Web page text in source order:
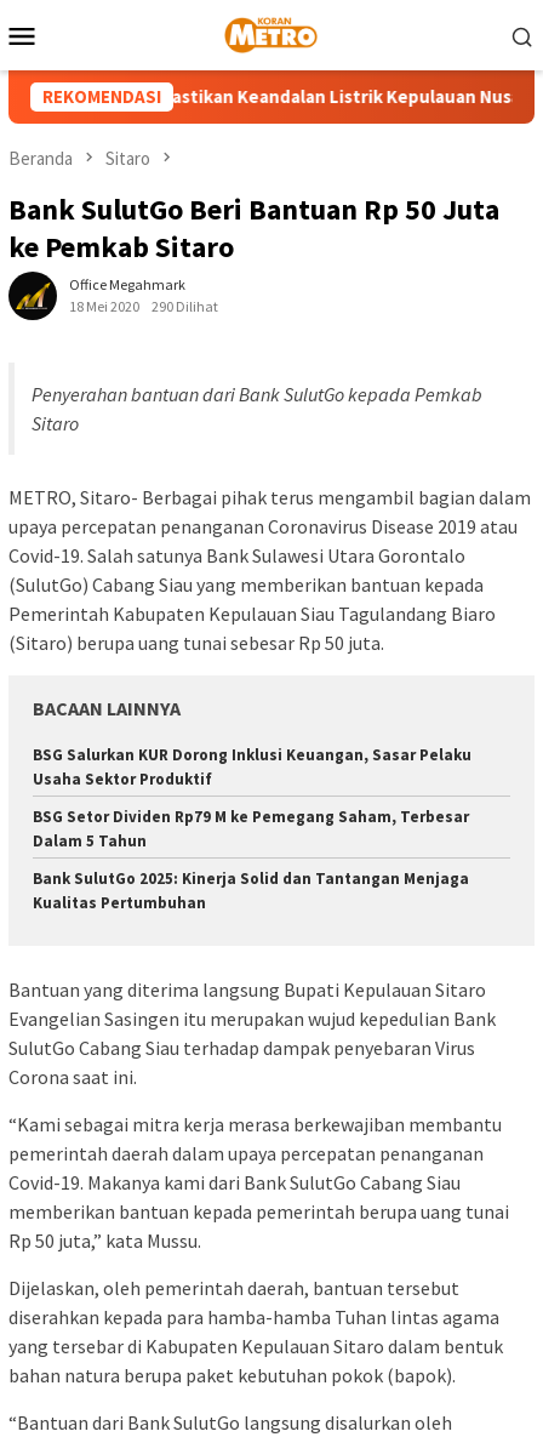
ke
Mobile
REKOMENDASI
UP3 Tahuna Pastikan Keandalan Listrik Kepulauan Nusa Utara
Beranda Sitaro
Bank SulutGo Beri Bantuan Rp 50 Juta
ke Pemkab Sitaro
Office Megahmark
18 Mei 2020
290 Dilihat
Penyerahan bantuan dari Bank SulutGo kepada Pemkab
Sitaro
METRO, Sitaro- Berbagai pihak terus mengambil bagian dalam
upaya percepatan penanganan Coronavirus Disease 2019 atau
Covid-19. Salah satunya Bank Sulawesi Utara Gorontalo
(SulutGo) Cabang Siau yang memberikan bantuan kepada
Pemerintah Kabupaten Kepulauan Siau Tagulandang Biaro
(Sitaro) berupa uang tunai sebesar Rp 50 juta.
BACAAN LAINNYA
BSG Salurkan KUR Dorong Inklusi Keuangan, Sasar Pelaku
Usaha Sektor Produktif
BSG Setor Dividen Rp79 M ke Pemegang Saham, Terbesar
Dalam 5 Tahun
Bank SulutGo 2025: Kinerja Solid dan Tantangan Menjaga
Kualitas Pertumbuhan
Bantuan yang diterima langsung Bupati Kepulauan Sitaro
Evangelian Sasingen itu merupakan wujud kepedulian Bank
SulutGo Cabang Siau terhadap dampak penyebaran Virus
Corona saat ini.
“Kami sebagai mitra kerja merasa berkewajiban membantu
pemerintah daerah dalam upaya percepatan penanganan
Covid-19. Makanya kami dari Bank SulutGo Cabang Siau
memberikan bantuan kepada pemerintah berupa uang tunai
Rp 50 juta,” kata Mussu.
Dijelaskan, oleh pemerintah daerah, bantuan tersebut
diserahkan kepada para hamba-hamba Tuhan lintas agama
yang tersebar di Kabupaten Kepulauan Sitaro dalam bentuk
bahan natura berupa paket kebutuhan pokok (bapok).
“Bantuan dari Bank SulutGo langsung disalurkan oleh